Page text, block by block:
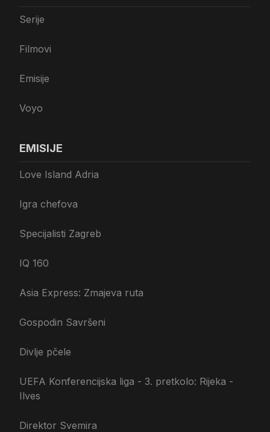
Serije
Filmovi
Emisije
Voyo
EMISIJE
Love Island Adria
Igra chefova
Specijalisti Zagreb
IQ 160
Asia Express: Zmajeva ruta
Gospodin Savršeni
Divlje pčele
UEFA Konferencijska liga - 3. pretkolo: Rijeka -
Ilves
Direktor Svemira